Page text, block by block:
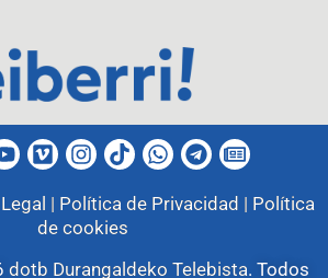
| Política de Privacidad | Política
de cookies
dotb Durangaldeko Telebista. Todos